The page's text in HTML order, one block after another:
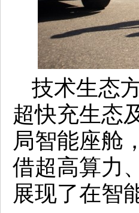
技术生态
超快充生态
局智能座舱
借超高算力
展现了在智